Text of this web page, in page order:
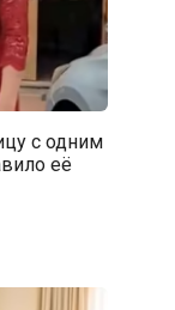
с одним
её